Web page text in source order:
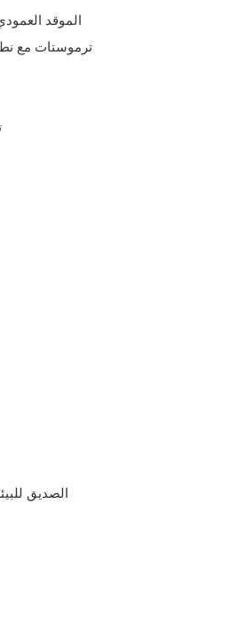
- الموقد العمودي
- ترموستات مع نطاق درجة حرارة 200
- الصديق